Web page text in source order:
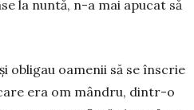
la nuntă, n-a mai apucat să
obligau oamenii să se înscrie
era om mândru, dintr-o